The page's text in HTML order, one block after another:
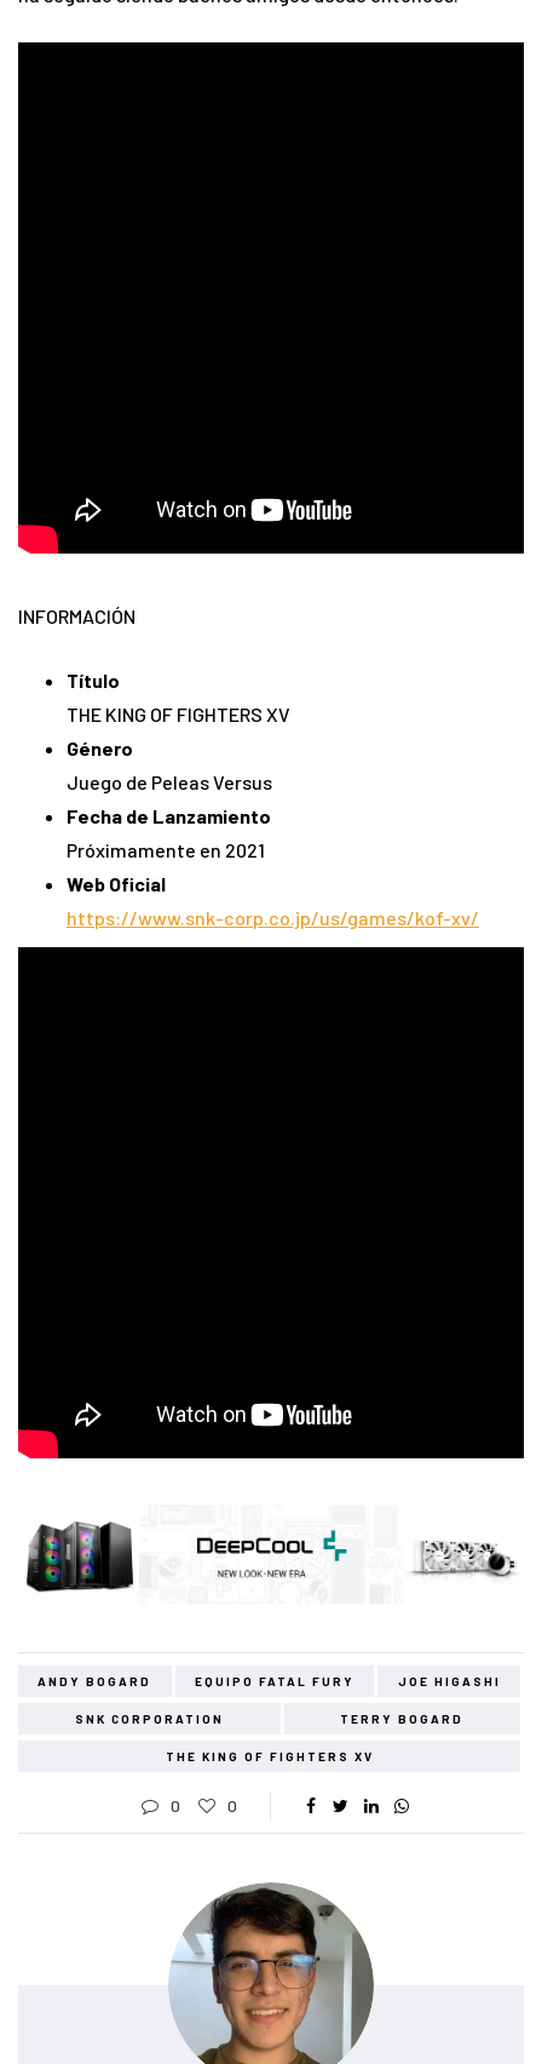
INFORMACIÓN
Título
THE KING OF FIGHTERS XV
Género
Juego de Peleas Versus
Fecha de Lanzamiento
Próximamente en 2021
Web Oficial
https://www.snk-corp.co.jp/us/games/kof-xv/
ANDY BOGARD EQUIPO FATAL FURY JOE HIGASHI
SNK CORPORATION TERRY BOGARD
THE KING OF FIGHTERS XV
0 0